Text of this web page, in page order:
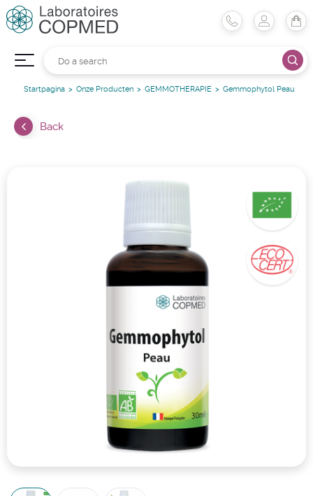
Startpagina Onze Producten GEMMOTHERAPIE Gemmophytol Peau
Back